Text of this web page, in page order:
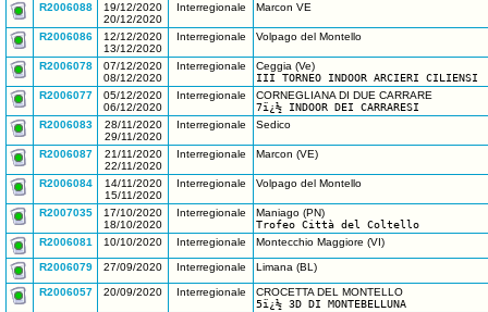
R2006088
19/12/2020
20/12/2020
Interregionale Marcon VE
R2006086
12/12/2020
13/12/2020
Interregionale Volpago del Montello
R2006078
07/12/2020
08/12/2020
Interregionale
Ceggia (Ve)
III TORNEO INDOOR ARCIERI CILIENSI
R2006077
05/12/2020
06/12/2020
Interregionale
CORNEGLIANA DI DUE CARRARE
7ï¿½ INDOOR DEI CARRARESI
R2006083
28/11/2020
29/11/2020
Interregionale Sedico
R2006087
21/11/2020
22/11/2020
Interregionale Marcon (VE)
R2006084
14/11/2020
15/11/2020
Interregionale Volpago del Montello
R2007035
17/10/2020
18/10/2020
Interregionale
Maniago (PN)
Trofeo Città del Coltello
R2006081
10/10/2020 Interregionale Montecchio Maggiore (VI)
R2006079 27/09/2020 Interregionale Limana (BL)
R2006057 20/09/2020 Interregionale
CROCETTA DEL MONTELLO
5ï¿½ 3D DI MONTEBELLUNA